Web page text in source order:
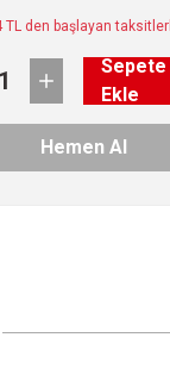
TL den başlayan
Sepete
Ekle
Hemen Al